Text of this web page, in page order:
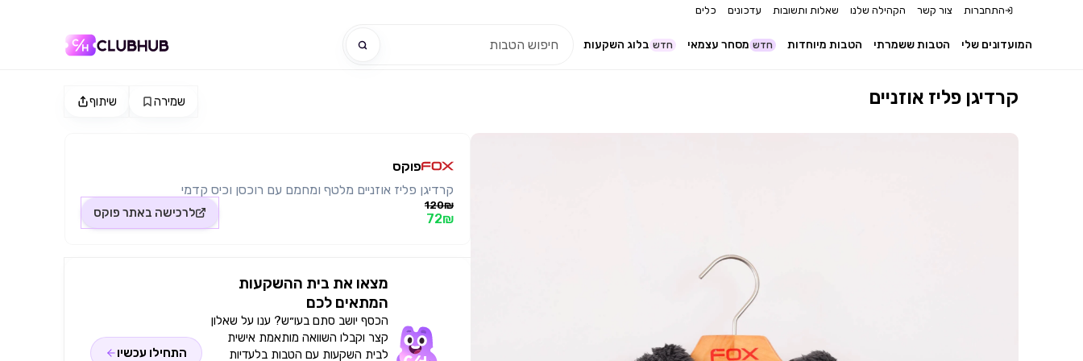
התחברות צור קשר הקהילה שלנו שאלות ותשובות עדכונים כלים
בלוג השקעות חדש מסחר עצמאי חדש הטבות מיוחדות הטבות ששמרתי המועדונים שלי
שיתוף שמירה קרדיגן פליז אוזניים
פוקס
קרדיגן פליז אוזניים מלטף ומחמם עם רוכסן וכיס קדמי
120₪
72₪ לרכישה באתר פוקס
מצאו את בית ההשקעות
המתאים לכם
הכסף יושב סתם בעו״ש? ענו על שאלון
קצר וקבלו השוואה מותאמת אישית
לבית השקעות עם הטבות בלעדיות
התחילו עכשיו